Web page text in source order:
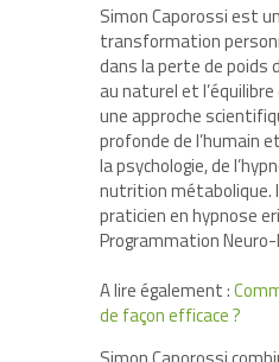
Simon Caporossi est
transformation
dans la perte de poids
au naturel et
une approche
profonde de l’humain
la psychologie, de
nutrition métabolique.
praticien en hypnose
Programmation
A lire également :
de façon efficace ?